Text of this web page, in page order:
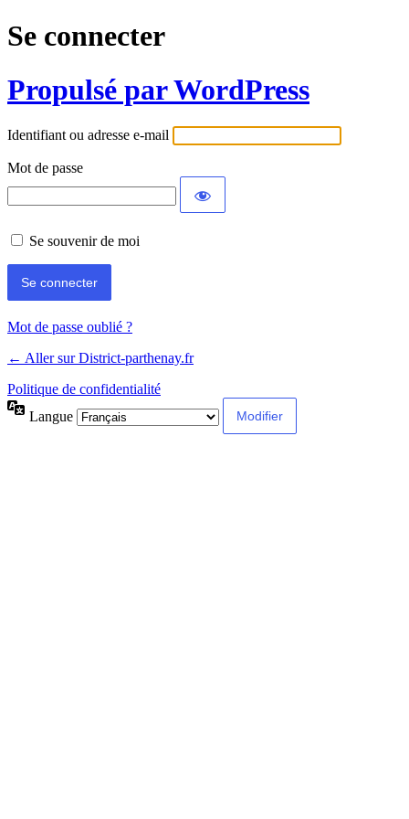
Se connecter
Propulsé par WordPress
Identifiant ou adresse e-mail
Mot de passe
Se souvenir de moi
Mot de passe oublié ?
← Aller sur District-parthenay.fr
Politique de confidentialité
Langue